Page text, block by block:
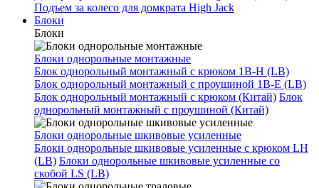
Подъем за колесо для домкрата High Jack
Блоки
Блоки
Блоки однорольные монтажные
Блок однорольный монтажный с крюком 1B-H (LB)
Блок однорольный монтажный с проушиной 1B-E (LB)
Блок однорольный монтажный с крюком (Китай) Блок
однорольный монтажный с проушиной (Китай)
Блоки однорольные шкивовые усиленные
Блоки однорольные шкивовые усиленные с крюком LH
(LB) Блоки однорольные шкивовые усиленные со
скобой LS (LB)